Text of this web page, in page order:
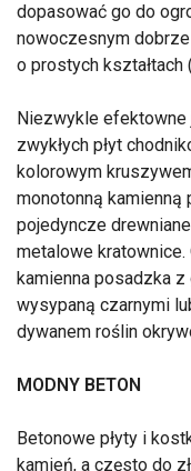
dopasować go do
nowoczesnym
o prostych kształtach
Niezwykle efektowne
zwykłych płyt
kolorowym
monotonną kamienną
pojedyncze
metalowe
kamienna posadzka
wysypaną czarnymi
dywanem roślin
MODNY BETON
Betonowe płyty i
kamień, a często do